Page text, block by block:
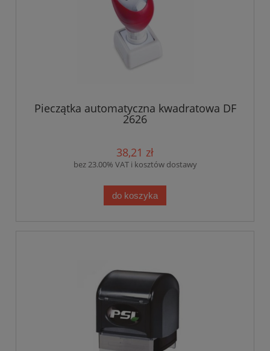
Pieczątka automatyczna kwadratowa DF
2626
38,21 zł
bez 23.00% VAT i kosztów dostawy
do koszyka